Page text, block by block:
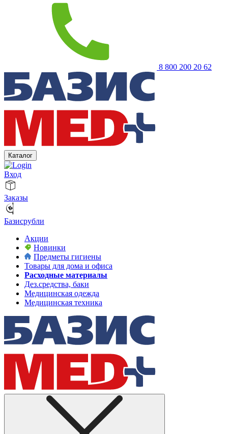
8 800 200 20 62
Каталог
Вход
Заказы
Базисрубли
Акции
Новинки
Предметы гигиены
Товары для дома и офиса
Расходные материалы
Дез.средства, баки
Медицинская одежда
Медицинская техника